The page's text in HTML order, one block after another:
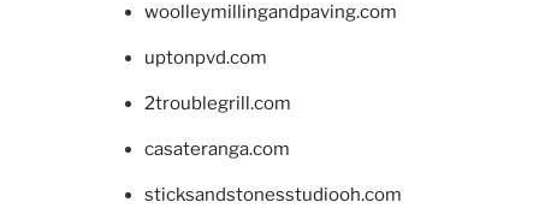
woolleymillingandpaving.com
uptonpvd.com
2troublegrill.com
casateranga.com
sticksandstonesstudiooh.com